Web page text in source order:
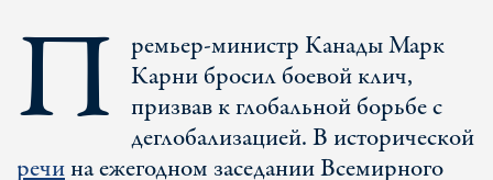
П
ремьер-министр Канады Марк
Карни бросил боевой клич,
призвав к глобальной борьбе с
деглобализацией. В исторической
речина ежегодном заседании Всемирного